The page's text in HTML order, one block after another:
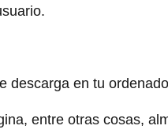
descarga en tu
entre otras cosas,